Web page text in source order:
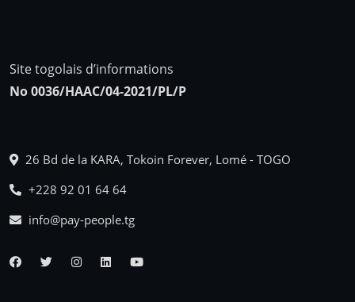
Site togolais d’informations
No 0036/HAAC/04-2021/PL/P
26 Bd de la KARA, Tokoin Forever, Lomé - TOGO
+228 92 01 64 64
info@pay-people.tg